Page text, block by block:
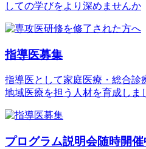
しての学びをより深めませんか
指導医募集
指導医として家庭医療・総合診
地域医療を担う人材を育成しま
プログラム説明会随時開催